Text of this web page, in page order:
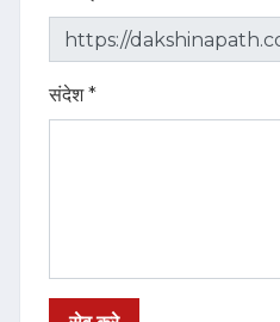
संदेश *